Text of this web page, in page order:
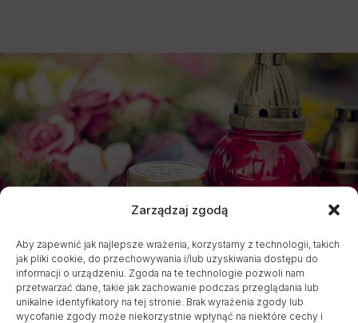
Zarządzaj zgodą
Aby zapewnić jak najlepsze wrażenia, korzystamy z technologii, takich
jak pliki cookie, do przechowywania i/lub uzyskiwania dostępu do
informacji o urządzeniu. Zgoda na te technologie pozwoli nam
przetwarzać dane, takie jak zachowanie podczas przeglądania lub
unikalne identyfikatory na tej stronie. Brak wyrażenia zgody lub
wycofanie zgody może niekorzystnie wpłynąć na niektóre cechy i